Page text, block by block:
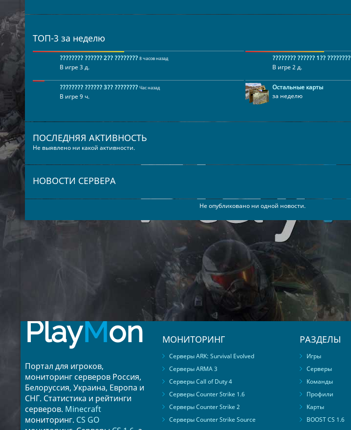
ТОП-3 за неделю
???????? ?????? 2?? ???????? 8 часов назад
В игре 3 д.
???????? ?????? 1?? ????????
В игре 2 д.
???????? ?????? 3?? ???????? Час назад
В игре 9 ч.
Остальные карты
за неделю
ПОСЛЕДНЯЯ АКТИВНОСТЬ
Не выявлено ни какой активности.
НОВОСТИ СЕРВЕРА
Не опубликовано ни одной новости.
PlayMon
Портал для игроков,
мониторинг серверов Россия,
Белоруссия, Украина, Европа и
СНГ. Статистика и рейтинги
серверов. Minecraft
мониторинг. CS GO
МОНИТОРИНГ
Серверы ARK: Survival Evolved
Серверы ARMA 3
Серверы Call of Duty 4
Серверы Counter Strike 1.6
Серверы Counter Strike 2
Серверы Counter Strike Source
РАЗДЕЛЫ
Игры
Серверы
Команды
Профили
Карты
BOOST CS 1.6